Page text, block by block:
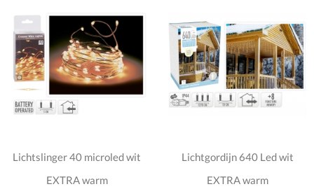
Lichtslinger 40 microled wit
EXTRA warm
Lichtgordijn 640 Led wit
EXTRA warm